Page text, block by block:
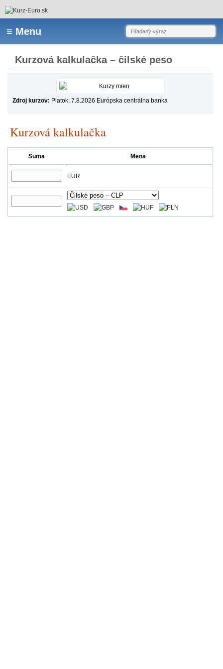
Kurzová kalkulačka – čilské peso
Zdroj kurzov: Piatok, 7.8.2026 Európska centrálna banka
Kurzová kalkulačka
Suma Mena
EUR